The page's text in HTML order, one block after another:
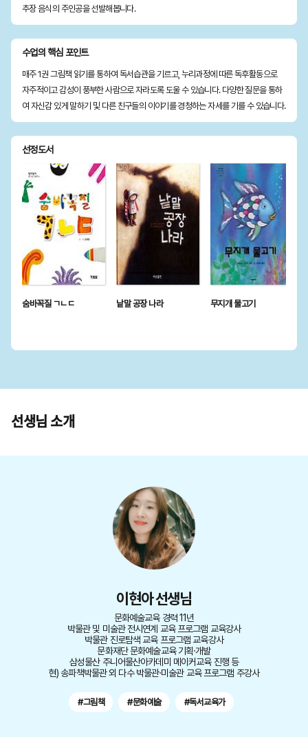
추장 음식의 주인공을 선발해봅니다.
수업의 핵심 포인트
매주 1권 그림책 읽기를 통하여 독서습관을 기르고, 누리과정에 따른 독후활동으로
자주적이고 감성이 풍부한 사람으로 자라도록 도울 수 있습니다. 다양한 질문을 통하
여 자신감 있게 말하기 및 다른 친구들의 이야기를 경청하는 자세를 기를 수 있습니다.
선정도서
숨바꼭질 ㄱㄴㄷ 낱말 공장 나라 무지개 물고기
선생님 소개
이현아 선생님
문화예술교육 경력 11년
박물관 및 미술관 전시연계 교육 프로그램 교육강사
박물관 진로탐색 교육 프로그램 교육강사
문화재단 문화예술교육 기획·개발
삼성물산 주니어물산아카데미 메이커교육 진행 등
현) 송파책박물관 외 다수 박물관·미술관 교육 프로그램 주강사
#그림책 #문화예술 #독서교육가